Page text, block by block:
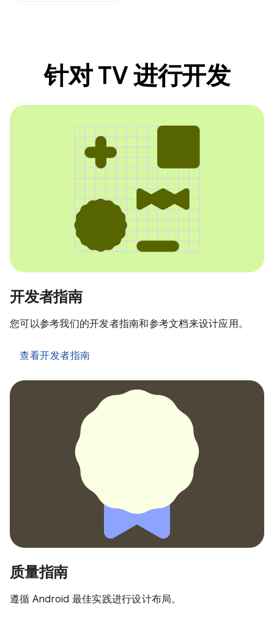
针对 TV 进行开发
开发者指南
您可以参考我们的开发者指南和参考文档来设计应用。
查看开发者指南
质量指南
遵循 Android 最佳实践进行设计布局。